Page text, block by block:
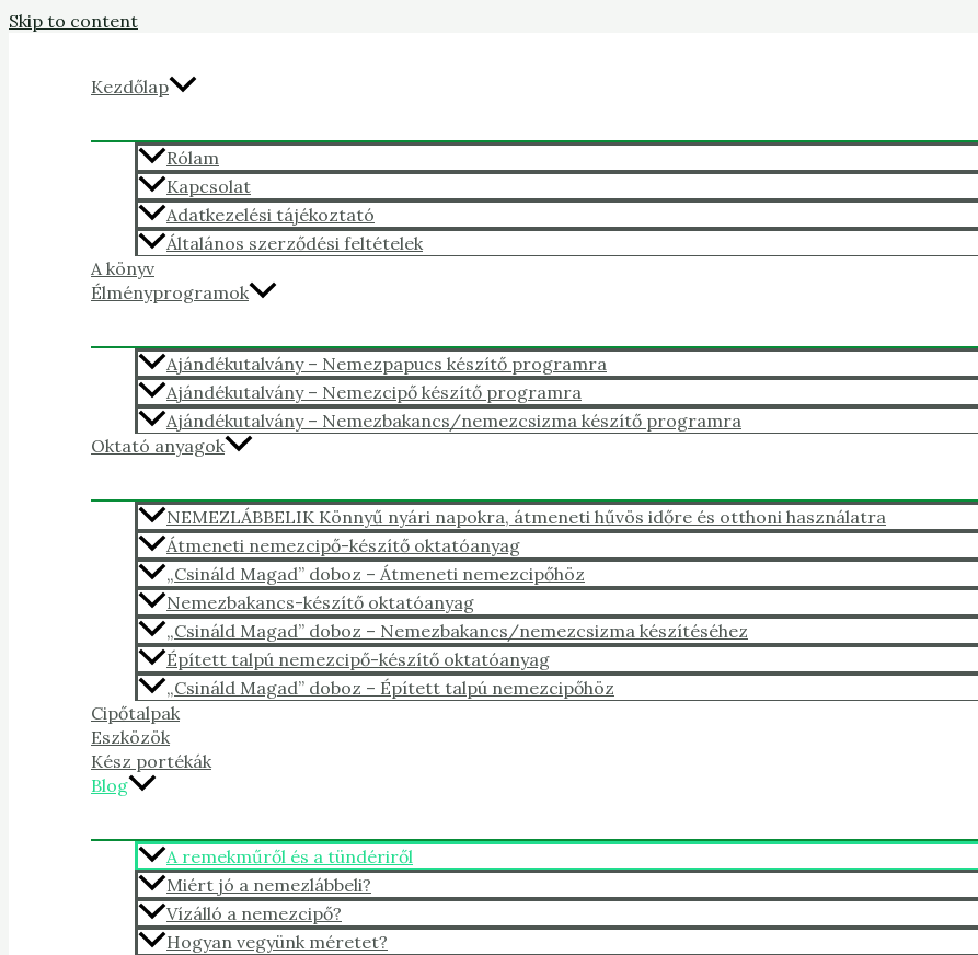
Skip to content
Kezdőlap
Rólam
Kapcsolat
Adatkezelési tájékoztató
Általános szerződési feltételek
A könyv
Élményprogramok
Ajándékutalvány – Nemezpapucs készítő programra
Ajándékutalvány – Nemezcipő készítő programra
Ajándékutalvány – Nemezbakancs/nemezcsizma készítő programra
Oktató anyagok
NEMEZLÁBBELIK Könnyű nyári napokra, átmeneti hűvös időre és otthoni használatra
Átmeneti nemezcipő-készítő oktatóanyag
„Csináld Magad” doboz – Átmeneti nemezcipőhöz
Nemezbakancs-készítő oktatóanyag
„Csináld Magad” doboz – Nemezbakancs/nemezcsizma készítéséhez
Épített talpú nemezcipő-készítő oktatóanyag
„Csináld Magad” doboz – Épített talpú nemezcipőhöz
Cipőtalpak
Eszközök
Kész portékák
Blog
A remekműről és a tündériről
Miért jó a nemezlábbeli?
Vízálló a nemezcipő?
Hogyan vegyünk méretet?